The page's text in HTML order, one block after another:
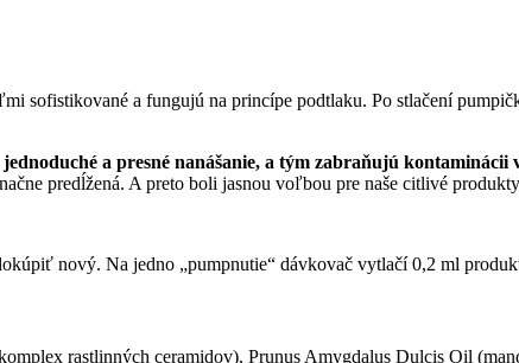
sofistikované a fungujú na princípe podtlaku. Po stlačení
a presné nanášanie, a tým zabraňujú
predĺžená. A preto boli jasnou voľbou pre naše citlivé
nový. Na jedno „pumpnutie“ dávkovač vytlačí 0,2 ml
rastlinných ceramidov), Prunus Amygdalus Dulcis Oil